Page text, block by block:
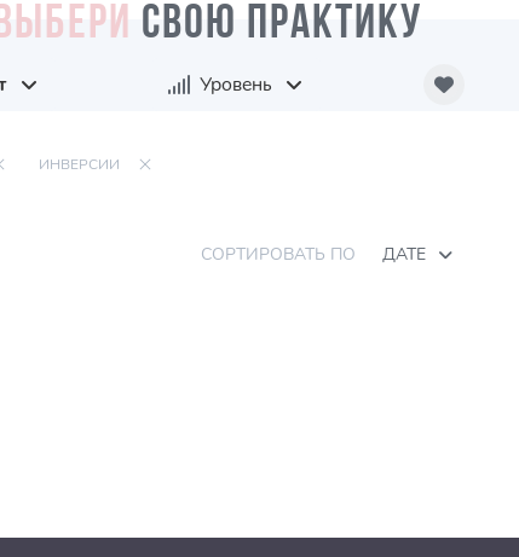
СВОЮ ПРАКТИКУ
Уровень
ИНВЕРСИИ
СОРТИРОВАТЬ ПО ДАТЕ